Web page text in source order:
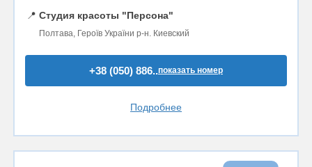
📍 Студия красоты "Персона"
Полтава, Героїв України р-н. Киевский
+38 (050) 886..показать номер
Подробнее